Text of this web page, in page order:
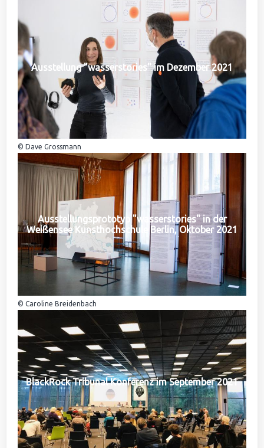
Ausstellung "wasserstories" im Dezember 2021
© Dave Grossmann
Ausstellungsprototyp "wasserstories" in der
Weißensee Kunsthochschule Berlin, Oktober 2021
© Caroline Breidenbach
BlackRock Tribunal Konferenz im September 2021